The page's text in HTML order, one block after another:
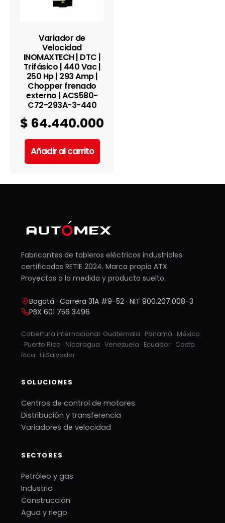
Variador de
Velocidad
INOMAXTECH | DTC |
Trifásico | 440 Vac |
250 Hp | 293 Amp |
Chopper frenado
externo | ACS580-
C72-293A-3-440
$ 64.440.000
Añadir al carrito
Fabricantes de tableros eléctricos industriales
certificados RETIE 2024. Marca propia ATX.
Proyectos a la medida y producto suelto.
Bogotá · Carrera 31A #9-52 · NIT 900.207.008-3
PBX 601 756 3496
Cobertura internacional: Guatemala · Panamá · México
· Puerto Rico · Nicaragua · Venezuela · Ecuador · Costa
Rica · El Salvador
SOLUCIONES
Centros de control de motores
Distribución y transferencia
Variadores de velocidad
SECTORES
Petróleo y gas
Industria
Construcción
Agua y riego